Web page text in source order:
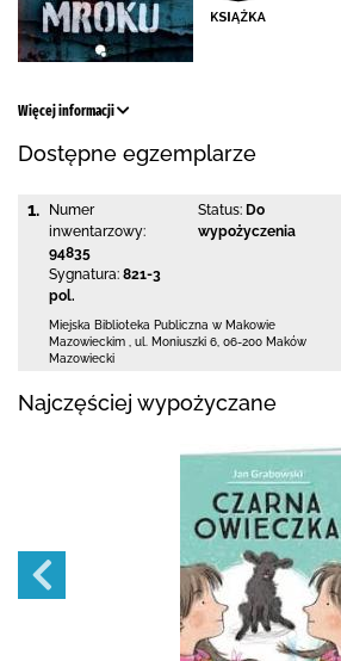
Więcej informacji
Dostępne egzemplarze
1.
Numer
inwentarzowy:
94835
Sygnatura: 821-3
pol.
Status: Do
wypożyczenia
Miejska Biblioteka Publiczna w Makowie
Mazowieckim
ul. Moniuszki 6 06-200 Maków
Mazowiecki
Najczęściej wypożyczane